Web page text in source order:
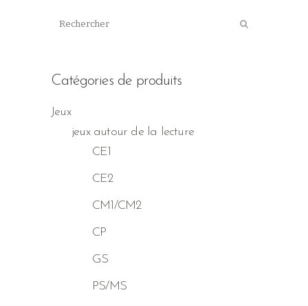
Catégories de produits
Jeux
jeux autour de la lecture
CE1
CE2
CM1/CM2
CP
GS
PS/MS